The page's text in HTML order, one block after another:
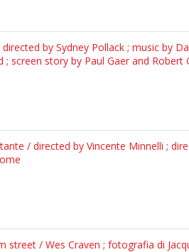
by Sydney Pollack ; music by
screen story by Paul Gaer and Robert
/ directed by Vincente Minnelli ;
/ Wes Craven ; fotografia di